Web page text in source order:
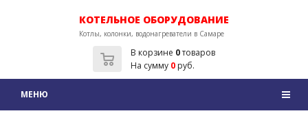
КОТЕЛЬНОЕ ОБОРУДОВАНИЕ
Котлы, колонки, водонагреватели в Самаре
В корзине 0товаров
На сумму 0руб.